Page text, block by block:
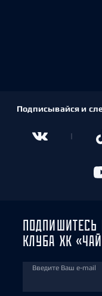
Подписывайся и
КЛУБА ХК
Введите Ваш e-mail